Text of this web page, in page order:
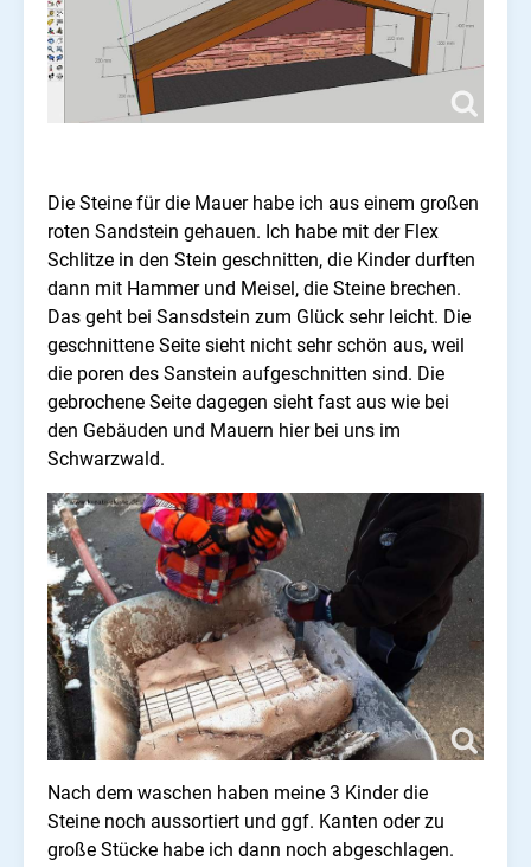
Die Steine für die Mauer habe ich aus einem großen
roten Sandstein gehauen. Ich habe mit der Flex
Schlitze in den Stein geschnitten, die Kinder durften
dann mit Hammer und Meisel, die Steine brechen.
Das geht bei Sansdstein zum Glück sehr leicht. Die
geschnittene Seite sieht nicht sehr schön aus, weil
die poren des Sanstein aufgeschnitten sind. Die
gebrochene Seite dagegen sieht fast aus wie bei
den Gebäuden und Mauern hier bei uns im
Schwarzwald.
Nach dem waschen haben meine 3 Kinder die
Steine noch aussortiert und ggf. Kanten oder zu
große Stücke habe ich dann noch abgeschlagen.